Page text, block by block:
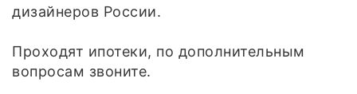
дизайнеров России.
Проходят ипотеки, по дополнительным
вопросам звоните.